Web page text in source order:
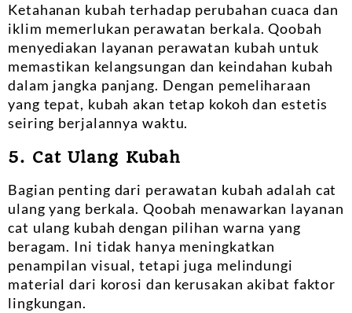
Ketahanan kubah terhadap perubahan cuaca dan
iklim memerlukan perawatan berkala. Qoobah
menyediakan layanan perawatan kubah untuk
memastikan kelangsungan dan keindahan kubah
dalam jangka panjang. Dengan pemeliharaan
yang tepat, kubah akan tetap kokoh dan estetis
seiring berjalannya waktu.
5. Cat Ulang Kubah
Bagian penting dari perawatan kubah adalah cat
ulang yang berkala. Qoobah menawarkan layanan
cat ulang kubah dengan pilihan warna yang
beragam. Ini tidak hanya meningkatkan
penampilan visual, tetapi juga melindungi
material dari korosi dan kerusakan akibat faktor
lingkungan.